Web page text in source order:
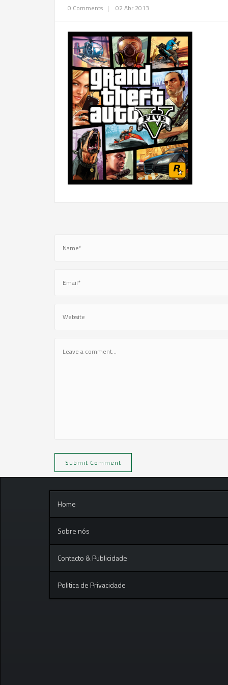
0 Comments | 02 Abr 2013
Home
Sobre nós
Contacto & Publicidade
Politica de Privacidade